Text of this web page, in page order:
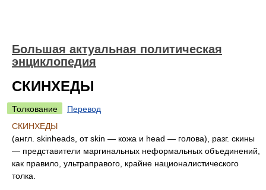
Большая актуальная политическая
энциклопедия
СКИНХЕДЫ
Толкование
Перевод
СКИНХЕДЫ
(англ. skinheads, от skin — кожа и head — голова), разг. скины
— представители маргинальных неформальных объединений,
как правило, ультраправого, крайне националистического
толка.